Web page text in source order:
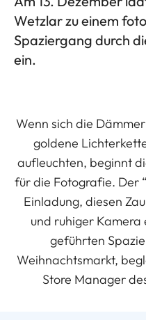
Wetzlar zu einem
Spaziergang durch
ein.
Wenn sich die
goldene
aufleuchten, beginnt
für die Fotografie. Der
Einladung, diesen
und ruhiger
geführten
Weihnachtsmarkt,
Store Manager